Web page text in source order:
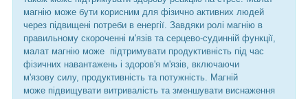
магнію може бути корисним для фізично активних людей
через підвищені потреби в енергії. Завдяки ролі магнію в
правильному скороченні м'язів та серцево-судинній функції,
малат магнію може підтримувати продуктивність під час
фізичних навантажень і здоров'я м'язів, включаючи
м'язову силу, продуктивність та потужність. Магній
може підвищувати витривалість та зменшувати виснаження